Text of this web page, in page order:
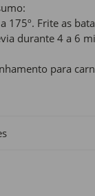
175º. Frite as
durante 4 a 6
para